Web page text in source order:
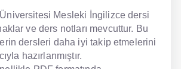
Üniversitesi Mesleki İngilizce dersi
ve ders notları mevcuttur. Bu
dersleri daha iyi takip etmelerini
hazırlanmıştır.